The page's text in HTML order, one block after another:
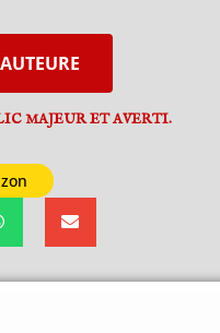
MAJEUR ET AVERTI.